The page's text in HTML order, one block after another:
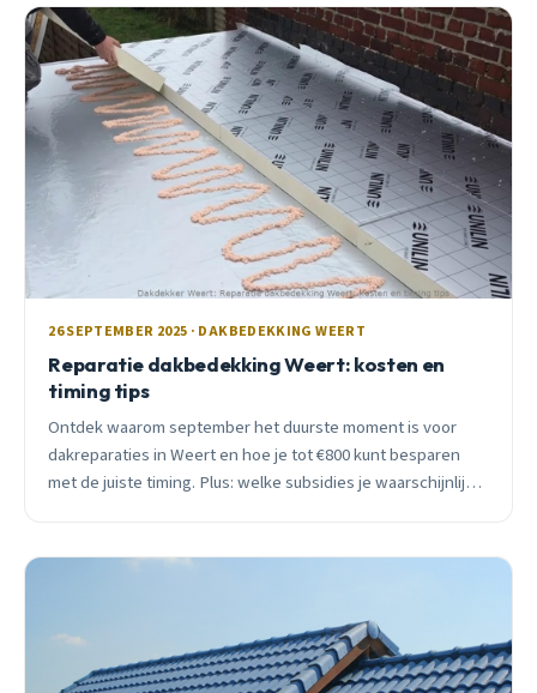
26 SEPTEMBER 2025 · DAKBEDEKKING WEERT
Reparatie dakbedekking Weert: kosten en
timing tips
Ontdek waarom september het duurste moment is voor
dakreparaties in Weert en hoe je tot €800 kunt besparen
met de juiste timing. Plus: welke subsidies je waarschijnlijk